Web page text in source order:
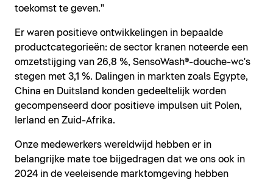
toekomst te geven."
Er waren positieve ontwikkelingen in bepaalde
productcategorieën: de sector kranen noteerde een
omzetstijging van 26,8 %, SensoWash®-douche-wc's
stegen met 3,1 %. Dalingen in markten zoals Egypte,
China en Duitsland konden gedeeltelijk worden
gecompenseerd door positieve impulsen uit Polen,
Ierland en Zuid-Afrika.
Onze medewerkers wereldwijd hebben er in
belangrijke mate toe bijgedragen dat we ons ook in
2024 in de veeleisende marktomgeving hebben